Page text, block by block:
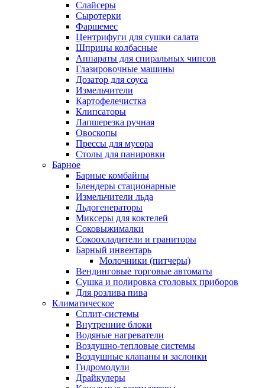
Слайсеры
Сыротерки
Фаршемес
Центрифуги для сушки салата
Шприцы колбасные
Аппараты для спиральных чипсов
Глазировочные машины
Дозатор для соуса
Измельчители
Картофелечистка
Клипсаторы
Лапшерезка ручная
Овоскопы
Прессы для мусора
Столы для панировки
Барное
Барные комбайны
Блендеры стационарные
Измельчители льда
Льдогенераторы
Миксеры для коктелей
Соковыжималки
Сокоохладители и граниторы
Барный инвентарь
Молочники (питчеры)
Вендинговые торговые автоматы
Сушка и полировка столовых приборов
Для розлива пива
Климатическое
Сплит-системы
Внутренние блоки
Водяные нагреватели
Воздушно-тепловые системы
Воздушные клапаны и заслонки
Гидромодули
Драйкулеры